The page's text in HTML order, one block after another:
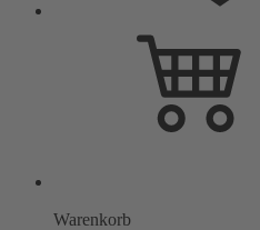
Warenkorb